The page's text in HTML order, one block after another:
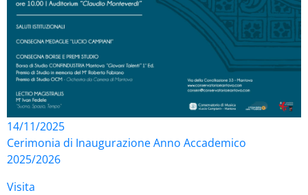
14/11/2025
Cerimonia di Inaugurazione Anno Accademico
2025/2026
Visita